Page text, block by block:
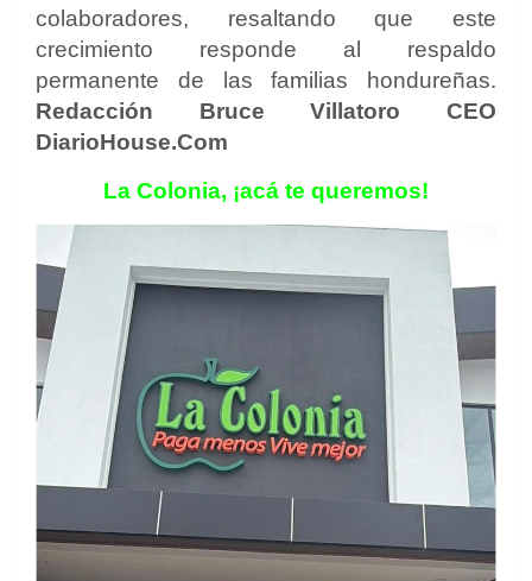
colaboradores, resaltando que este
crecimiento responde al respaldo
permanente de las familias hondureñas.
Redacción Bruce Villatoro CEO
DiarioHouse.Com
La Colonia, ¡acá te queremos!